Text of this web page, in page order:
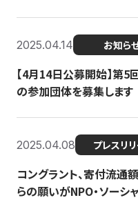
2025.04.14 お知ら
【4月14日公募開始】第
の参加団体を募集します
2025.04.08 プレスリ
コングラント、寄付流通
らの願いがNPO・ソーシ